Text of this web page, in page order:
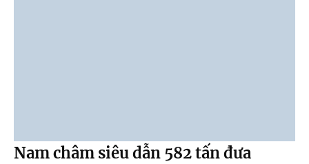
Nam châm siêu dẫn 582 tấn đưa